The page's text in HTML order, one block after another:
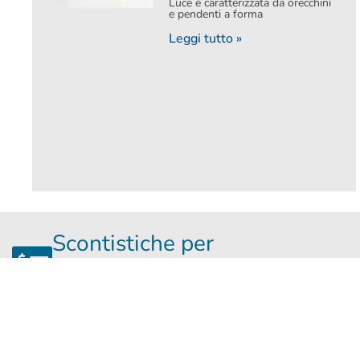
e pendenti a forma
Leggi tutto »
Scontistiche per